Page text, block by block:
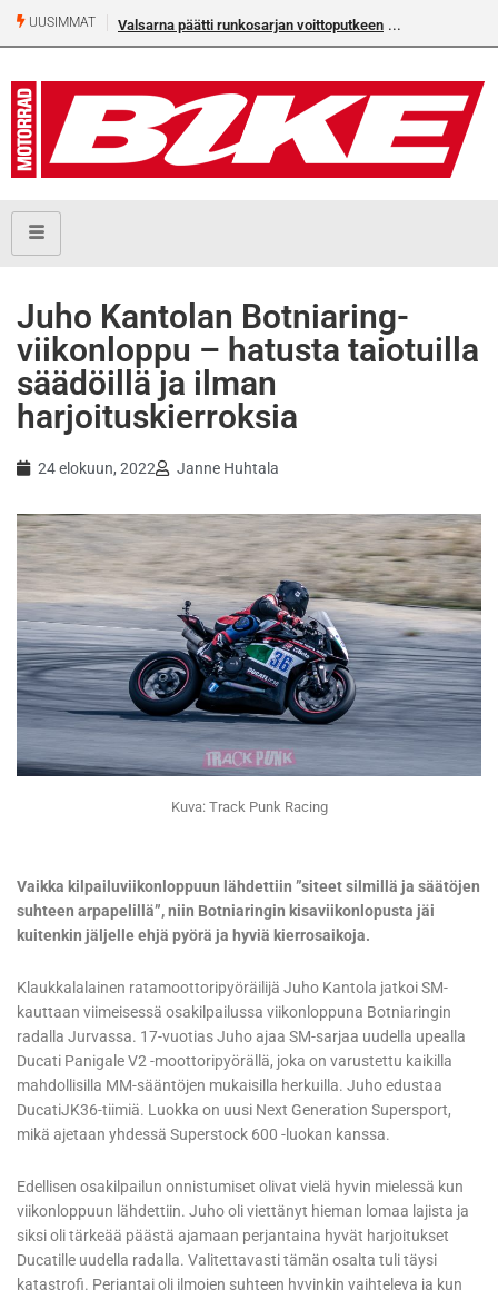
UUSIMMAT Valsarna päätti runkosarjan voittoputkeen
Juho Kantolan Botniaring-
viikonloppu – hatusta taiotuilla
säädöillä ja ilman
harjoituskierroksia
24 elokuun, 2022 Janne Huhtala
Kuva: Track Punk Racing
Vaikka kilpailuviikonloppuun lähdettiin ”siteet silmillä ja säätöjen
suhteen arpapelillä”, niin Botniaringin kisaviikonlopusta jäi
kuitenkin jäljelle ehjä pyörä ja hyviä kierrosaikoja.
Klaukkalalainen ratamoottoripyöräilijä Juho Kantola jatkoi SM-
kauttaan viimeisessä osakilpailussa viikonloppuna Botniaringin
radalla Jurvassa. 17-vuotias Juho ajaa SM-sarjaa uudella upealla
Ducati Panigale V2 -moottoripyörällä, joka on varustettu kaikilla
mahdollisilla MM-sääntöjen mukaisilla herkuilla. Juho edustaa
DucatiJK36-tiimiä. Luokka on uusi Next Generation Supersport,
mikä ajetaan yhdessä Superstock 600 -luokan kanssa.
Edellisen osakilpailun onnistumiset olivat vielä hyvin mielessä kun
viikonloppuun lähdettiin. Juho oli viettänyt hieman lomaa lajista ja
siksi oli tärkeää päästä ajamaan perjantaina hyvät harjoitukset
Ducatille uudella radalla. Valitettavasti tämän osalta tuli täysi
katastrofi. Perjantai oli ilmojen suhteen hyvinkin vaihteleva ja kun